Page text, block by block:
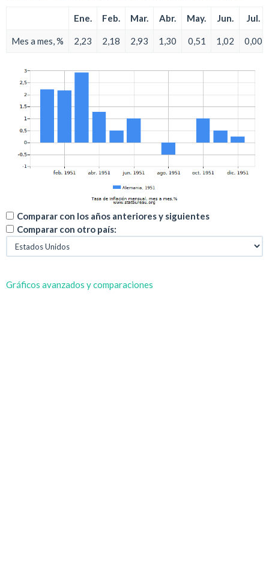
Ene. Feb. Mar. Abr. May. Jun. Jul.
Mes a mes, % 2,23 2,18 2,93 1,30 0,51 1,02 0,00
Comparar con los años anteriores y siguientes
Comparar con otro país:
Gráficos avanzados y comparaciones